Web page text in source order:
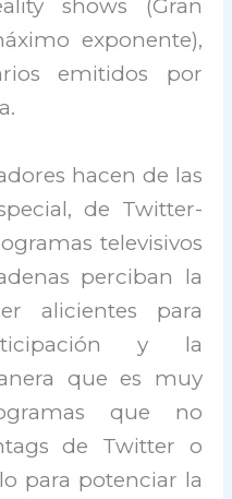
shows (Gran
exponente),
emitidos por
hacen de las
de Twitter-
televisivos
perciban la
alicientes para
y la
que es muy
que no
de Twitter o
para potenciar la